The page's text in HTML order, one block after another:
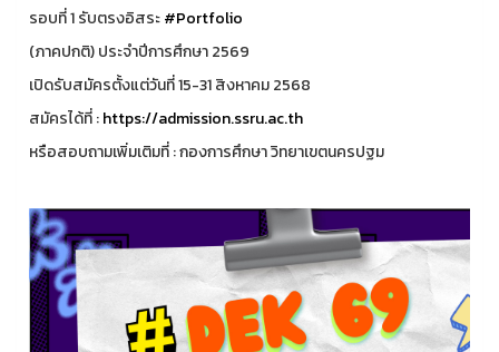
รอบที่ 1 รับตรงอิสระ#Portfolio
(ภาคปกติ) ประจำปีการศึกษา 2569
เปิดรับสมัครตั้งแต่วันที่ 15-31 สิงหาคม 2568
สมัครได้ที่ :https://admission.ssru.ac.th
หรือสอบถามเพิ่มเติมที่ : กองการศึกษา วิทยาเขตนครปฐม